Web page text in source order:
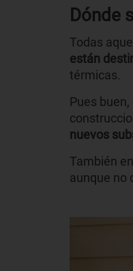
Dónde
Todas
están
térmicas.
Pues
nuevos
También
aunque no